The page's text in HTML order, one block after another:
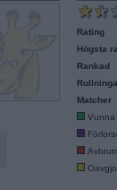
Rating
Högsta
Rankad
Matcher
Vunna